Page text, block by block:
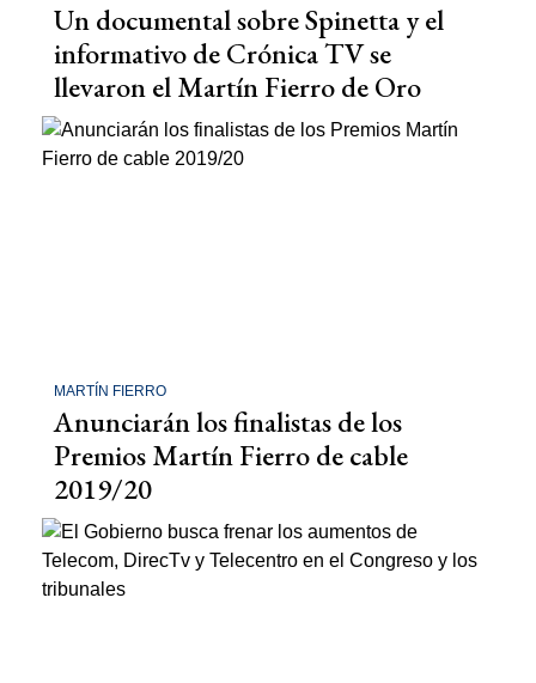
Un documental sobre Spinetta y el
informativo de Crónica TV se
llevaron el Martín Fierro de Oro
MARTÍN FIERRO
Anunciarán los finalistas de los
Premios Martín Fierro de cable
2019/20